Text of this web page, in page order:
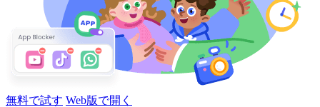
無料で試す Web版で開く